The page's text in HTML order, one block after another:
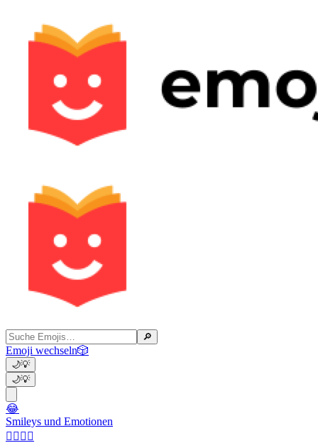
🔎
Emoji wechseln🎲
🌙💡
🌙💡
😂
Smileys und Emotionen
👩‍❤️‍💋‍👨